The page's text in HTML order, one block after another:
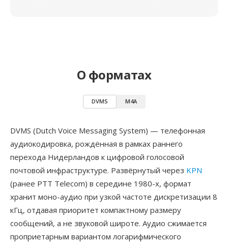
О форматах
DVMS M4A
DVMS (Dutch Voice Messaging System) — телефонная
аудиокодировка, рождённая в рамках раннего
перехода Нидерландов к цифровой голосовой
почтовой инфраструктуре. Развёрнутый через KPN
(ранее PTT Telecom) в середине 1980-х, формат
хранит моно-аудио при узкой частоте дискретизации 8
кГц, отдавая приоритет компактному размеру
сообщений, а не звуковой широте. Аудио сжимается
проприетарным вариантом логарифмического